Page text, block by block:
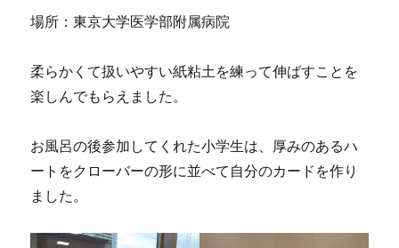
場所：東京大学医学部附属病院
柔らかくて扱いやすい紙粘土を練って伸ばすことを
楽しんでもらえました。
お風呂の後参加してくれた小学生は、厚みのあるハ
ートをクローバーの形に並べて自分のカードを作り
ました。